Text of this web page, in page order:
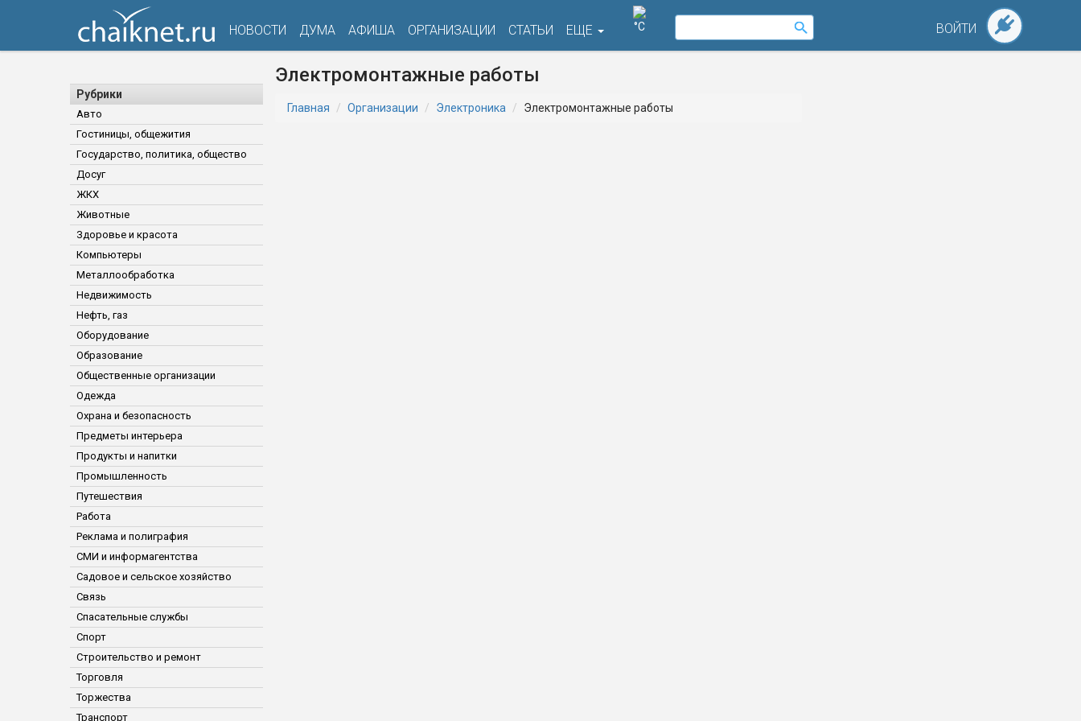
НОВОСТИ ДУМА АФИША ОРГАНИЗАЦИИ СТАТЬИ ЕЩЕ °C ВОЙТИ
Рубрики
Авто
Гостиницы, общежития
Государство, политика, общество
Досуг
ЖКХ
Животные
Здоровье и красота
Компьютеры
Металлообработка
Недвижимость
Нефть, газ
Оборудование
Образование
Общественные организации
Одежда
Охрана и безопасность
Предметы интерьера
Продукты и напитки
Промышленность
Путешествия
Работа
Реклама и полиграфия
СМИ и информагентства
Садовое и сельское хозяйство
Связь
Спасательные службы
Спорт
Строительство и ремонт
Торговля
Торжества
Транспорт
Электромонтажные работы
Главная Организации Электроника Электромонтажные работы